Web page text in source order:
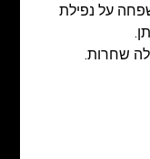
על נפילת
שחרות.